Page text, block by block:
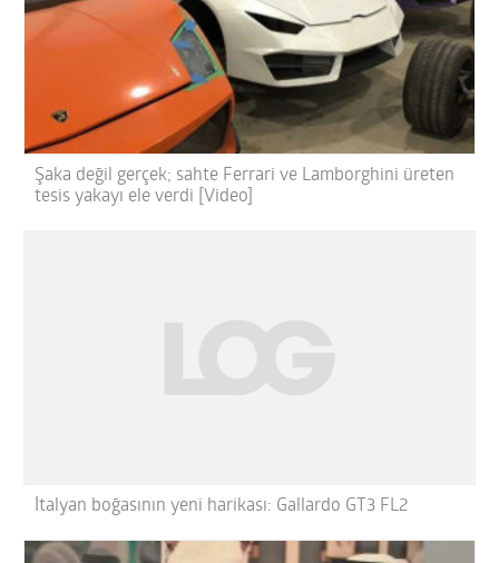
Şaka değil gerçek; sahte Ferrari ve Lamborghini üreten
tesis yakayı ele verdi [Video]
İtalyan boğasının yeni harikası: Gallardo GT3 FL2